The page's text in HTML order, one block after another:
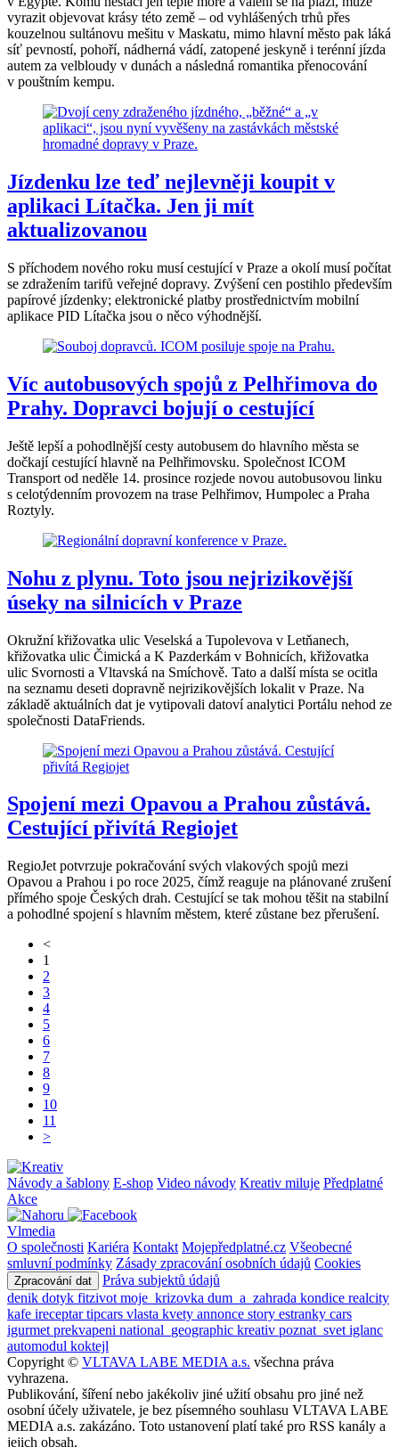
vyrazit objevovat krásy této země – od vyhlášených trhů přes
kouzelnou sultánovu mešitu v Maskatu, mimo hlavní město pak láká
síť pevností, pohoří, nádherná vádí, zatopené jeskyně i terénní jízda
autem za velbloudy v dunách a následná romantika přenocování
v pouštním kempu.
Jízdenku lze teď nejlevněji koupit v
aplikaci Lítačka. Jen ji mít
aktualizovanou
S příchodem nového roku musí cestující v Praze a okolí musí počítat
se zdražením tarifů veřejné dopravy. Zvýšení cen postihlo především
papírové jízdenky; elektronické platby prostřednictvím mobilní
aplikace PID Lítačka jsou o něco výhodnější.
Víc autobusových spojů z Pelhřimova do
Prahy. Dopravci bojují o cestující
Ještě lepší a pohodlnější cesty autobusem do hlavního města se
dočkají cestující hlavně na Pelhřimovsku. Společnost ICOM
Transport od neděle 14. prosince rozjede novou autobusovou linku
s celotýdenním provozem na trase Pelhřimov, Humpolec a Praha
Roztyly.
Nohu z plynu. Toto jsou nejrizikovější
úseky na silnicích v Praze
Okružní křižovatka ulic Veselská a Tupolevova v Letňanech,
křižovatka ulic Čimická a K Pazderkám v Bohnicích, křižovatka
ulic Svornosti a Vltavská na Smíchově. Tato a další místa se ocitla
na seznamu deseti dopravně nejrizikovějších lokalit v Praze. Na
základě aktuálních dat je vytipovali datoví analytici Portálu nehod ze
společnosti DataFriends.
Spojení mezi Opavou a Prahou zůstává.
Cestující přivítá Regiojet
RegioJet potvrzuje pokračování svých vlakových spojů mezi
Opavou a Prahou i po roce 2025, čímž reaguje na plánované zrušení
přímého spoje Českých drah. Cestující se tak mohou těšit na stabilní
a pohodlné spojení s hlavním městem, které zůstane bez přerušení.
<
1
2
3
4
5
6
7
8
9
10
11
>
Návody a šablony E-shop Video návody Kreativ miluje Předplatné
Akce
Vlmedia
O společnosti Kariéra Kontakt Mojepředplatné.cz Všeobecné
smluvní podmínky Zásady zpracování osobních údajů Cookies
Zpracování dat
Práva subjektů údajů
denik dotyk fitzivot moje_krizovka dum_a_zahrada kondice realcity
kafe ireceptartipcars vlasta kvety annonce story estranky cars
igurmet prekvapeni national_geographic kreativ poznat_svet iglanc
automodul koktejl
Copyright © VLTAVA LABE MEDIA a.s. všechna práva
vyhrazena.
Publikování, šíření nebo jakékoliv jiné užití obsahu pro jiné než
osobní účely uživatele, je bez písemného souhlasu VLTAVA LABE
MEDIA a.s. zakázáno. Toto ustanovení platí také pro RSS kanály a
jejich obsah.